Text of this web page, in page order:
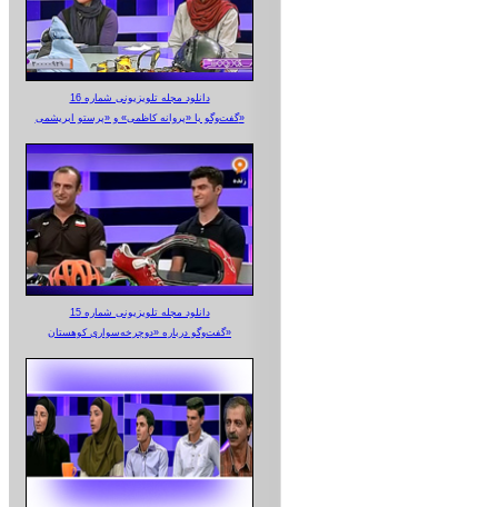
دانلود مجله تلویزیونی شماره 16
گفت‌وگو با «پروانه کاظمی» و «پرستو‌ ابریشمی»
دانلود مجله تلویزیونی شماره 15
گفت‌وگو درباره «دوچرخه‌سواری کوهستان»